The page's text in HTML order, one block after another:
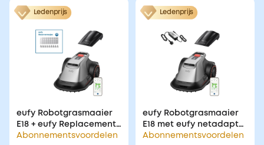
Ledenprijs
eufy Robotgrasmaaier
E18 + eufy Replacement
Blade Set
Abonnementsvoordelen
Ledenprijs
eufy Robotgrasmaaier
E18 met eufy netadapter
voor robotmaaier
Abonnementsvoordelen